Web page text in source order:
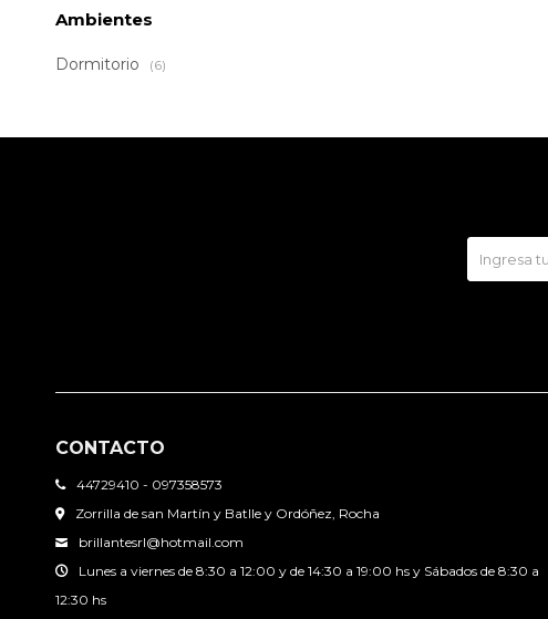
Ambientes
Dormitorio (6)
CONTACTO
44729410 - 097358573
Zorrilla de san Martín y Batlle y Ordóñez, Rocha
brillantesrl@hotmail.com
Lunes a viernes de 8:30 a 12:00 y de 14:30 a 19:00 hs y Sábados de 8:30 a
12:30 hs